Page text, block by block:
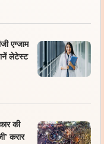
एग्जाम
लेटेस्ट
की
करार